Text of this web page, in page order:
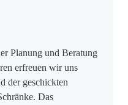
Planung und Beratung
erfreuen wir uns
der geschickten
Das